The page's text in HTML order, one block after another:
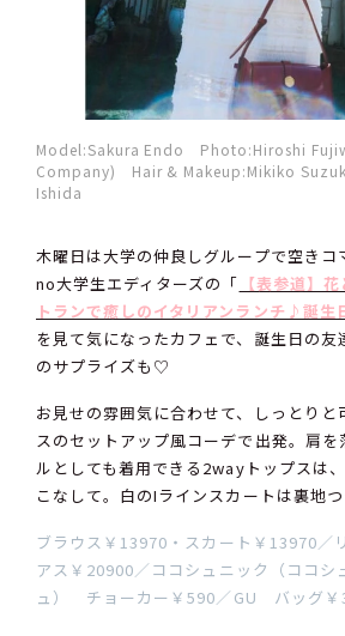
Model:Sakura Endo Photo:Hiroshi
Company) Hair & Makeup:Mikiko
Ishida
木曜日は大学の仲良しグループで空き
no大学生エディターズの「 【表参道】
トランで癒しのイタリアンランチ♪誕生
を見て気になったカフェで、誕生日の友
のサプライズも♡
お見せの雰囲気に合わせて、しっとりと
スのセットアップ風コーデで出発。肩を
ルとしても着用できる2wayトップスは
こなして。白のIラインスカートは裏地
ブラウス￥13970・スカート￥13970
アス￥20900／ココシュニック（ココシ
ュ） チョーカー￥590／GU バッグ￥